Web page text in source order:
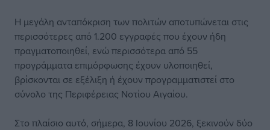
Η μεγάλη ανταπόκριση των πολιτών αποτυπώνεται στις
περισσότερες από 1.200 εγγραφές που έχουν ήδη
πραγματοποιηθεί, ενώ περισσότερα από 55
προγράμματα επιμόρφωσης έχουν υλοποιηθεί,
βρίσκονται σε εξέλιξη ή έχουν προγραμματιστεί στο
σύνολο της Περιφέρειας Νοτίου Αιγαίου.
Στο πλαίσιο αυτό, σήμερα, 8 Ιουνίου 2026, ξεκινούν δύο